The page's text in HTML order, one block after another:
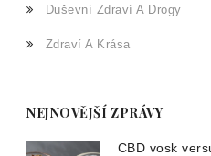
Duševní Zdraví A Drogy
Zdraví A Krása
NEJNOVĚJŠÍ ZPRÁVY
CBD vosk